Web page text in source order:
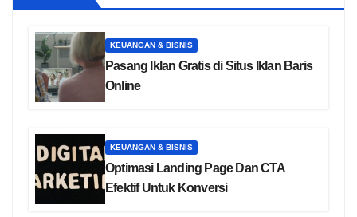
KEUANGAN & BISNIS
Pasang Iklan Gratis di Situs Iklan Baris
Online
KEUANGAN & BISNIS
Optimasi Landing Page Dan CTA
Efektif Untuk Konversi